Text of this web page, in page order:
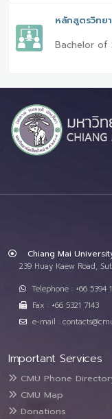
หลักสูตรวิทย
Bachelor of
Chiang Mai
239 Huay Kaew Road,
Telephone : +66 5394
Fax : +66 5321 7143
e-mail :
Important Services
CMU Phone
CMU Map
Donations